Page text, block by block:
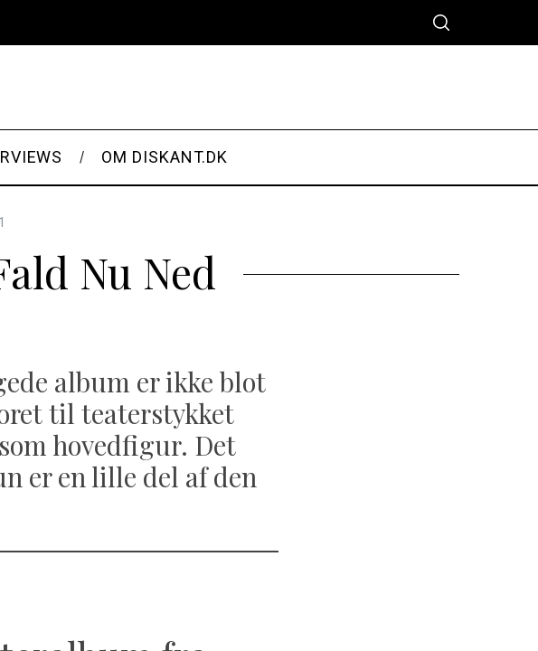
OM DISKANT.DK
Nu Ned
album er ikke blot
til teaterstykket
hovedfigur. Det
er en lille del af den